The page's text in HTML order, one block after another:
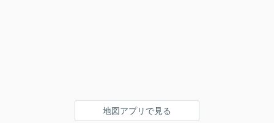
地図アプリで見る